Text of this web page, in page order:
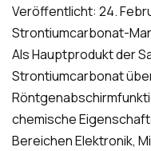
Veröffentlicht: 24.
Strontiumcarbonat-
Als Hauptprodukt der
Strontiumcarbonat
chemische
Bereichen Elektronik,